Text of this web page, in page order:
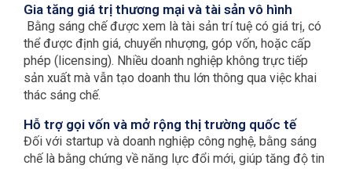
Gia tăng giá trị thương mại và tài sản vô hình
Bằng sáng chế được xem là tài sản trí tuệ có giá trị, có
thể được định giá, chuyển nhượng, góp vốn, hoặc cấp
phép (licensing). Nhiều doanh nghiệp không trực tiếp
sản xuất mà vẫn tạo doanh thu lớn thông qua việc khai
thác sáng chế.
Hỗ trợ gọi vốn và mở rộng thị trường quốc tế
Đối với startup và doanh nghiệp công nghệ, bằng sáng
chế là bằng chứng về năng lực đổi mới, giúp tăng độ tin